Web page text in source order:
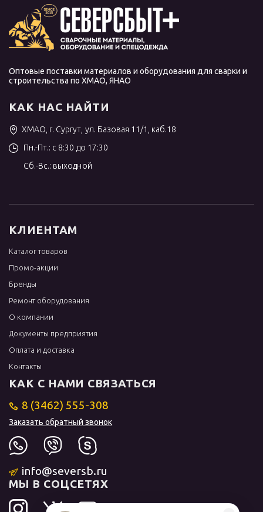
Оптовые поставки материалов и оборудования для сварки и
строительства по ХМАО, ЯНАО
КАК НАС НАЙТИ
ХМАО, г. Сургут, ул. Базовая 11/1, каб.18
Пн.-Пт.: с 8:30 до 17:30
Сб.-Вс.: выходной
КЛИЕНТАМ
Каталог товаров
Промо-акции
Бренды
Ремонт оборудования
О компании
Документы предприятия
Оплата и доставка
Контакты
КАК С НАМИ СВЯЗАТЬСЯ
8 (3462) 555-308
Заказать обратный звонок
info@seversb.ru
МЫ В СОЦСЕТЯХ